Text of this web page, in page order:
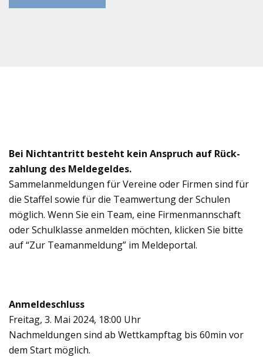
Bei Nicht­an­tritt besteht kein Anspruch auf Rück­
zah­lung des Mel­de­gel­des.
Sam­mel­an­mel­dun­gen für Ver­eine oder Fir­men sind für
die Staf­fel sowie für die Team­wer­tung der Schu­len
mög­lich. Wenn Sie ein Team, eine Fir­men­mann­schaft
oder Schul­klasse anmel­den möch­ten, kli­cken Sie bitte
auf “Zur Teaman­mel­dung” im Mel­de­por­tal.
Anmel­de­schluss
Frei­tag, 3. Mai 2024, 18:00 Uhr
Nach­mel­dun­gen sind ab Wett­kampf­tag bis 60min vor
dem Start mög­lich.